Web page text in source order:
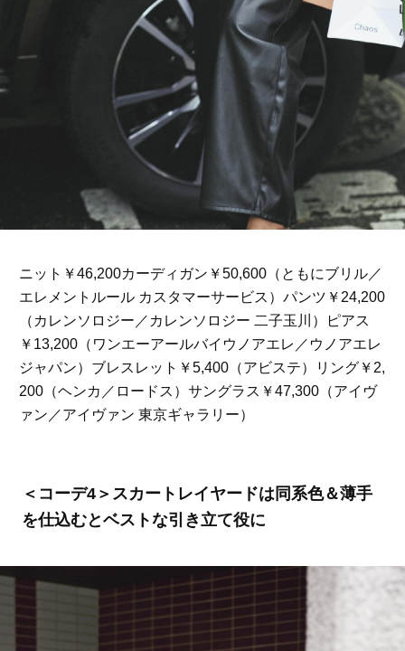
ニット￥46,200カーディガン￥50,600（ともにブリル／
エレメントルール カスタマーサービス）パンツ￥24,200
（カレンソロジー／カレンソロジー 二子玉川）ピアス
￥13,200（ワンエーアールバイウノアエレ／ウノアエレ
ジャパン）ブレスレット￥5,400（アビステ）リング￥2,
200（ヘンカ／ロードス）サングラス￥47,300（アイヴ
ァン／アイヴァン 東京ギャラリー）
＜コーデ4＞スカートレイヤードは同系色＆薄手
を仕込むとベストな引き立て役に